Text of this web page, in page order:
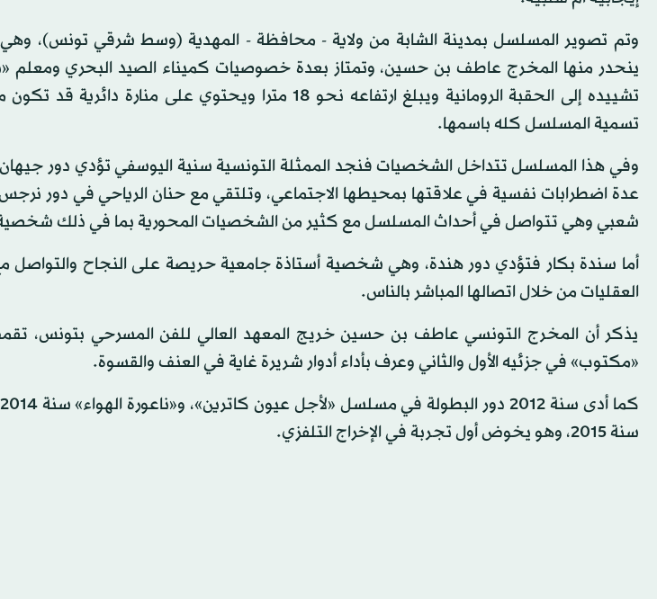
وتم تصوير المسلسل بمدينة الشابة من ولاية - محافظة - المهدية (وسط شرقي تونس)، وهي
ينحدر منها المخرج عاطف بن حسين، وتمتاز بعدة خصوصيات كميناء الصيد البحري ومعلم
تشييده إلى الحقبة الرومانية ويبلغ ارتفاعه نحو 18 مترا ويحتوي
تسمية المسلسل كله باسمها.
وفي هذا المسلسل تتداخل الشخصيات فنجد الممثلة التونسية سنية اليوسفي تؤدي دور
عدة اضطرابات نفسية في علاقتها بمحيطها الاجتماعي، وتلتقي مع حنان الرياحي في دور
شعبي وهي تتواصل في أحداث المسلسل مع كثير من الشخصيات المحورية بما في ذلك
أما سندة بكار فتؤدي دور هندة، وهي شخصية أستاذة جامعية حريصة على النجاح والتواصل
العقليات من خلال اتصالها المباشر بالناس.
يذكر أن المخرج التونسي عاطف بن حسين خريج المعهد العالي للفن المسرحي بتونس،
«مكتوب» في جزئيه الأول والثاني وعرف بأداء أدوار شريرة غاية في العنف والقسوة.
سنة 2015، وهو يخوض أول تجربة في الإخراج التلفزي.